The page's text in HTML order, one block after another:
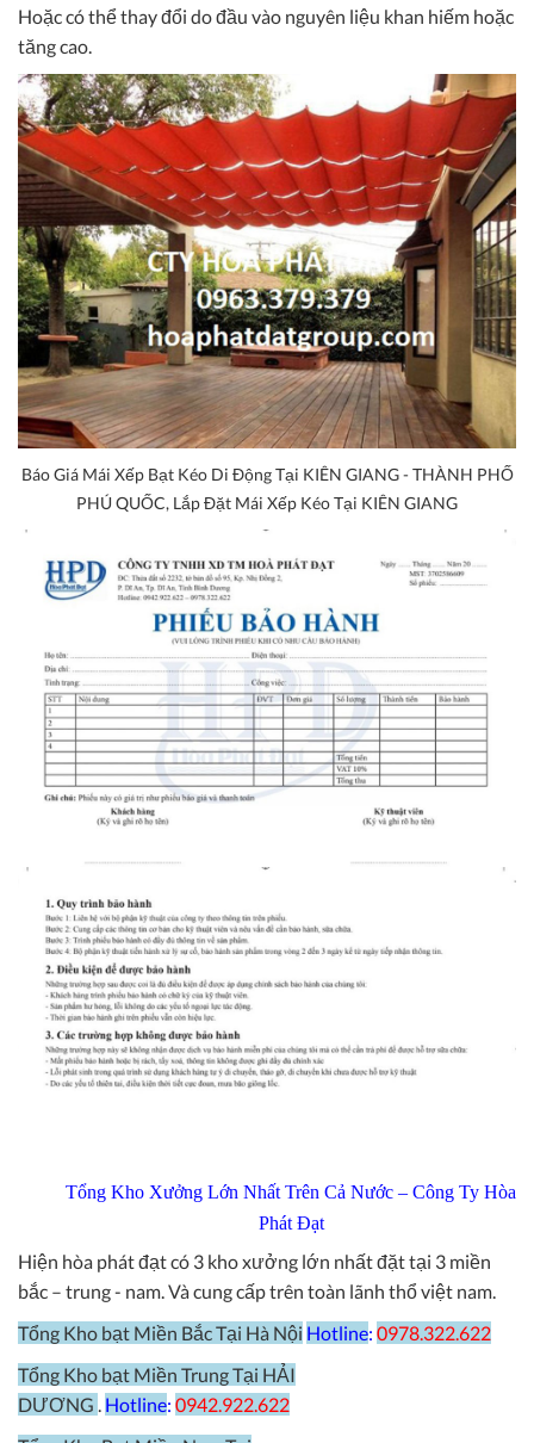
Hoặc có thể thay đổi do đầu vào nguyên liệu khan hiếm hoặc
tăng cao.
Báo Giá Mái Xếp Bạt Kéo Di Động Tại KIÊN GIANG - THÀNH PHỐ
PHÚ QUỐC, Lắp Đặt Mái Xếp Kéo Tại KIÊN GIANG
Tổng Kho Xưởng Lớn Nhất Trên Cả Nước – Công Ty Hòa
Phát Đạt
Hiện hòa phát đạt có 3 kho xưởng lớn nhất đặt tại 3 miền
bắc – trung - nam. Và cung cấp trên toàn lãnh thổ việt nam.
Tổng Kho bạt Miền Bắc Tại Hà Nội Hotline: 0978.322.622
Tổng Kho bạt Miền Trung Tại HẢI
DƯƠNG . Hotline: 0942.922.622